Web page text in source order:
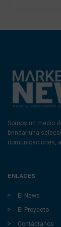
Somos un medio
brindar una
comunicaciones,
ENLACES
El News
El Proyecto
Contáctanos